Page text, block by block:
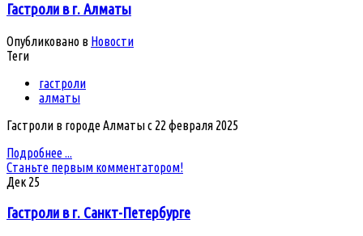
Гастроли в г. Алматы
Опубликовано в Новости
Теги
гастроли
алматы
Гастроли в городе Алматы с 22 февраля 2025
Подробнее ...
Станьте первым комментатором!
Дек 25
Гастроли в г. Санкт-Петербурге